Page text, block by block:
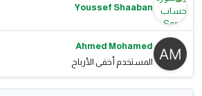
Youssef Shaaban
Ahmed Mohamed
المستخدم أخفى الأرباح